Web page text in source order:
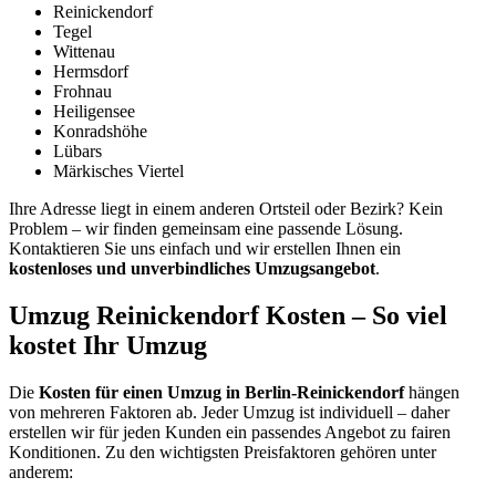
Reinickendorf
Tegel
Wittenau
Hermsdorf
Frohnau
Heiligensee
Konradshöhe
Lübars
Märkisches Viertel
Ihre Adresse liegt in einem anderen Ortsteil oder Bezirk? Kein
Problem – wir finden gemeinsam eine passende Lösung.
Kontaktieren Sie uns einfach und wir erstellen Ihnen ein
kostenloses und unverbindliches Umzugsangebot.
Umzug Reinickendorf Kosten – So viel
kostet Ihr Umzug
Die Kosten für einen Umzug in Berlin-Reinickendorfhängen
von mehreren Faktoren ab. Jeder Umzug ist individuell – daher
erstellen wir für jeden Kunden ein passendes Angebot zu fairen
Konditionen. Zu den wichtigsten Preisfaktoren gehören unter
anderem: